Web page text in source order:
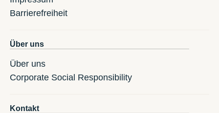
Barrierefreiheit
Über uns
Über uns
Corporate Social Responsibility
Kontakt